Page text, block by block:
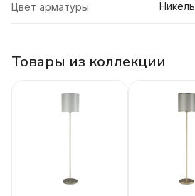
Цвет арматуры Никель
Товары из коллекции